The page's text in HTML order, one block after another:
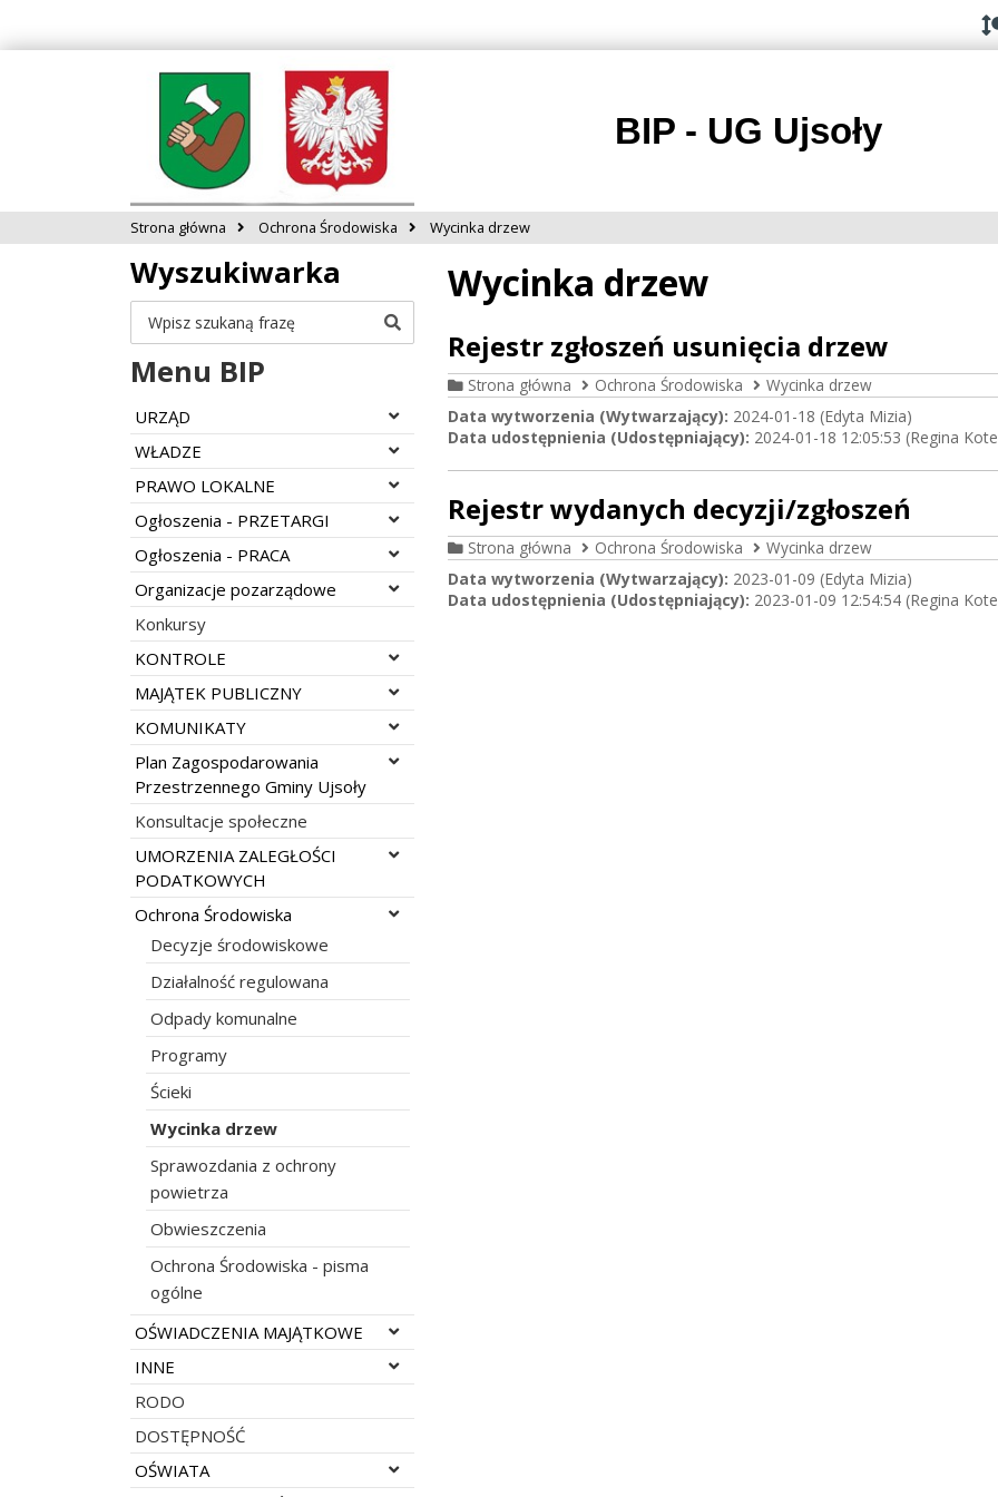
BIP - UG Ujsoły
Strona główna Ochrona Środowiska Wycinka drzew
Wyszukiwarka
Szukaj
Menu BIP
Rozwiń menu
URZĄD
Rozwiń menu
WŁADZE
Rozwiń menu
PRAWO LOKALNE
Rozwiń menu
Ogłoszenia - PRZETARGI
Rozwiń menu
Ogłoszenia - PRACA
Rozwiń menu
Organizacje pozarządowe
Konkursy
Rozwiń menu
KONTROLE
Rozwiń menu
MAJĄTEK PUBLICZNY
Rozwiń menu
KOMUNIKATY
Rozwiń menu
Plan Zagospodarowania
Przestrzennego Gminy Ujsoły
Konsultacje społeczne
Rozwiń menu
UMORZENIA ZALEGŁOŚCI
PODATKOWYCH
Rozwiń menu
Ochrona Środowiska
Decyzje środowiskowe
Działalność regulowana
Odpady komunalne
Programy
Ścieki
Wycinka drzew
Sprawozdania z ochrony
powietrza
Obwieszczenia
Ochrona Środowiska - pisma
ogólne
Rozwiń menu
OŚWIADCZENIA MAJĄTKOWE
Rozwiń menu
INNE
RODO
DOSTĘPNOŚĆ
Rozwiń menu
OŚWIATA
Wycinka drzew
Rejestr zgłoszeń usunięcia drzew
Strona główna Ochrona Środowiska
Wycinka drzew
Data wytworzenia (Wytwarzający): 2024-01-18 (Edyta Mizia)
Data udostępnienia (Udostępniający): 2024-01-18 12:05:53 (Regina
Rejestr wydanych decyzji/zgłoszeń
Strona główna Ochrona Środowiska
Wycinka drzew
Data wytworzenia (Wytwarzający): 2023-01-09 (Edyta Mizia)
Data udostępnienia (Udostępniający): 2023-01-09 12:54:54 (Regina